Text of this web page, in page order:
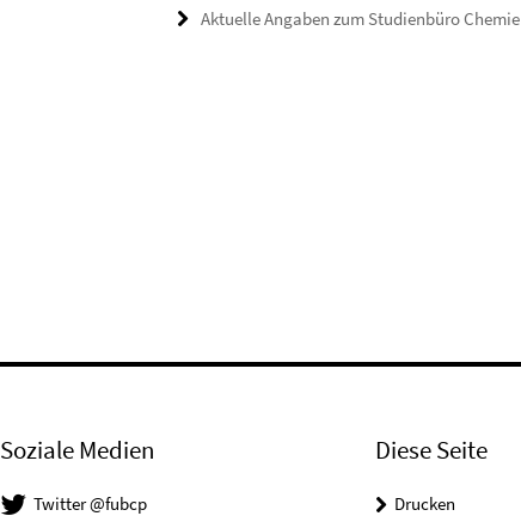
Aktuelle Angaben zum Studienbüro Chemie
Soziale Medien
Twitter @fubcp
Diese Seite
Drucken